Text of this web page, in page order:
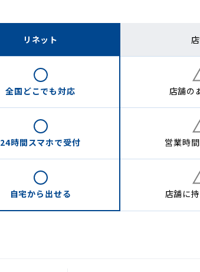
リネット
全国どこでも対応 店舗の
24時間スマホで受付 営業時
自宅から 出せる 店舗に